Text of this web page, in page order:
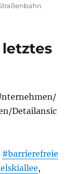
Detailansic
#barrierefreie
,